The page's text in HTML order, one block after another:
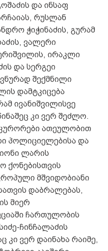
და ინსაფ
რუსლან
ჭიჭინაძის, გურამ
ვალერი
ირაკლი
და სერგეი
შექმნილი
დამტკიცება
ივანიშვილისვე
კი ვერ შეძლო.
ათეულობით
პოლიციელებისა და
ლარის
ქონებისთვის
მშვიდობიანი
დაბრალებას,
მიერ
ჩართულობის
ჩინჩალაძის
კი ვერ დაინახა რაიმე,